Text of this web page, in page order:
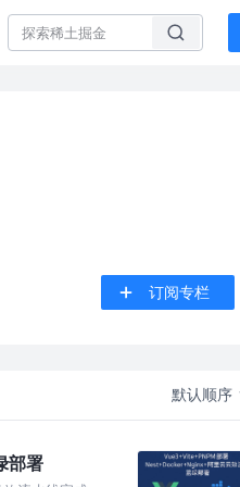
订阅专栏
默认顺序
部署